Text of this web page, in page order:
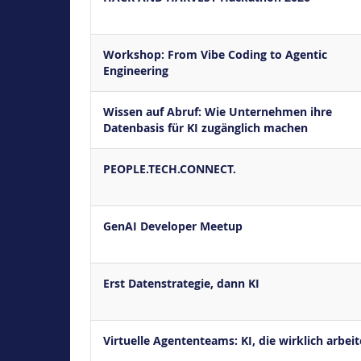
Workshop: From Vibe Coding to Agentic
Engineering
Wissen auf Abruf: Wie Unternehmen ihre
Datenbasis für KI zugänglich machen
PEOPLE.TECH.CONNECT.
GenAI Developer Meetup
Erst Datenstrategie, dann KI
Virtuelle Agententeams: KI, die wirklich